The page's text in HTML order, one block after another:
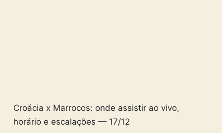
Croácia x Marrocos: onde assistir ao vivo,
horário e escalações — 17/12